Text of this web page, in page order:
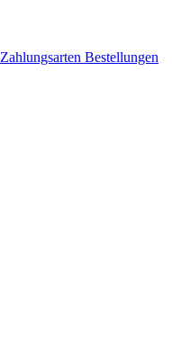
Zahlungsarten Bestellungen